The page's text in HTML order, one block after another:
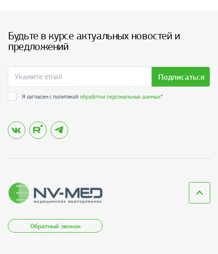
Будьте в курсе актуальных новостей и
предложений
Подписаться
Я согласен с политикойобработки персональных данных*
Обратный звонок